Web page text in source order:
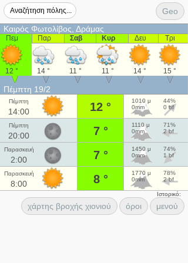
Geo
Καιρός Φωτολίβος, Δράμας
Πεμ
12 °
Παρ
14 °
Σαβ
11 °
Κυρ
11 °
Δευ
14 °
Τρι
15 °
Πέμπτη 19/2
Πέμπτη
14:00 12 °
1010 μ
0mm
44%
0 bf
Πέμπτη
20:00 7 °
1110 μ
0mm
71%
2 bf
Παρασκευή
2:00 7 °
1450 μ
0mm
74%
1 bf
Παρασκευή
8:00 8 °
1770 μ
0mm
78%
2 bf
Ιστορικό:
χάρτης βροχής χιονιού όροι μενού